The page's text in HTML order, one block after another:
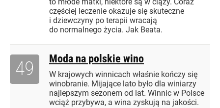
to młode matki, niektóre są w ciąży. Coraz
częściej leczenie okazuje się skuteczne
i dziewczyny po terapii wracają
do normalnego życia. Jak Beata.
Moda na polskie wino
W krajowych winnicach właśnie kończy się
winobranie. Mijające lato było dla winiarzy
najlepszym sezonem od lat. Winnic w Polsce
wciąż przybywa, a wina zyskują na jakości.
49